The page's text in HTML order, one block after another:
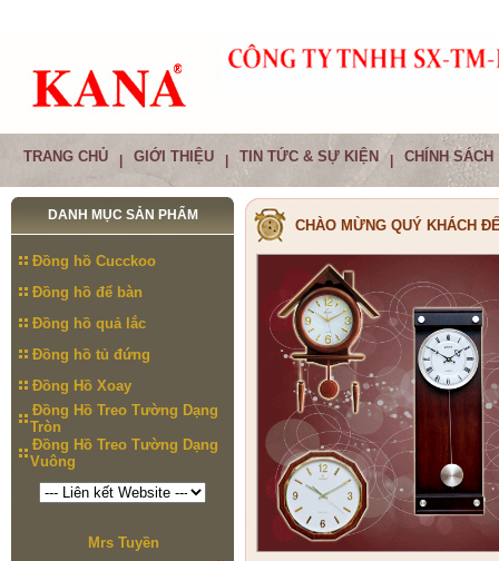
TRANG CHỦ GIỚI THIỆU TIN TỨC & SỰ KIỆN CHÍNH SÁCH
DANH MỤC SẢN PHẨM
Đồng hồ Cucckoo
Đồng hồ để bàn
Đồng hồ quả lắc
Đồng hồ tủ đứng
Đồng Hồ Xoay
Đồng Hồ Treo Tường Dạng
Tròn
Đồng Hồ Treo Tường Dạng
Vuông
Mrs Tuyền
CHÀO MỪNG QUÝ KHÁCH